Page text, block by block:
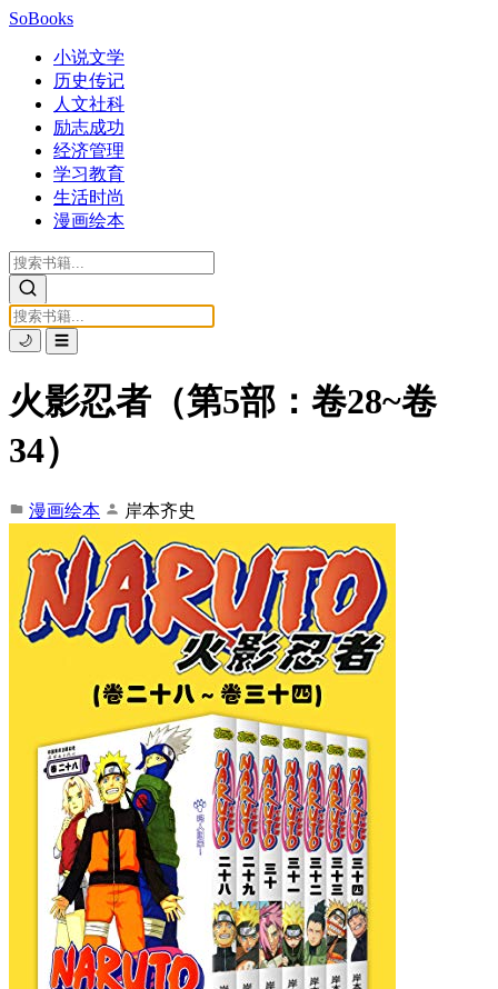
SoBooks
小说文学
历史传记
人文社科
励志成功
经济管理
学习教育
生活时尚
漫画绘本
🌙 ☰
火影忍者（第5部：卷28~卷
34）
漫画绘本 岸本齐史